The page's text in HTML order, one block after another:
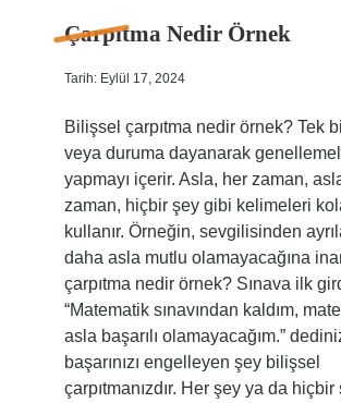
Çarpıtma Nedir Örnek
Tarih: Eylül 17, 2024
Bilişsel çarpıtma nedir örnek? Tek
veya duruma dayanarak
yapmayı içerir. Asla, her zaman,
zaman, hiçbir şey gibi kelimeleri
kullanır. Örneğin, sevgilisinden
daha asla mutlu olamayacağına
çarpıtma nedir örnek? Sınava ilk
“Matematik sınavından kaldım,
asla başarılı olamayacağım.”
başarınızı engelleyen şey bilişsel
çarpıtmanızdır. Her şey ya da hiçbir